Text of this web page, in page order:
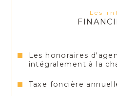
Un bien idéal pour
quête de confort et de
Les
Les honoraires
intégralement à la
Taxe foncière